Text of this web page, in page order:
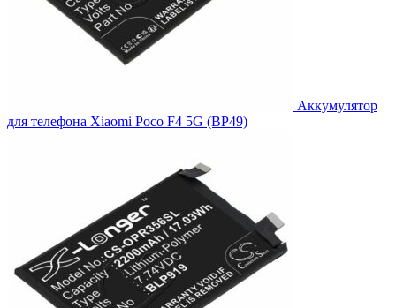
Аккумулятор
для телефона Xiaomi Poco F4 5G (BP49)